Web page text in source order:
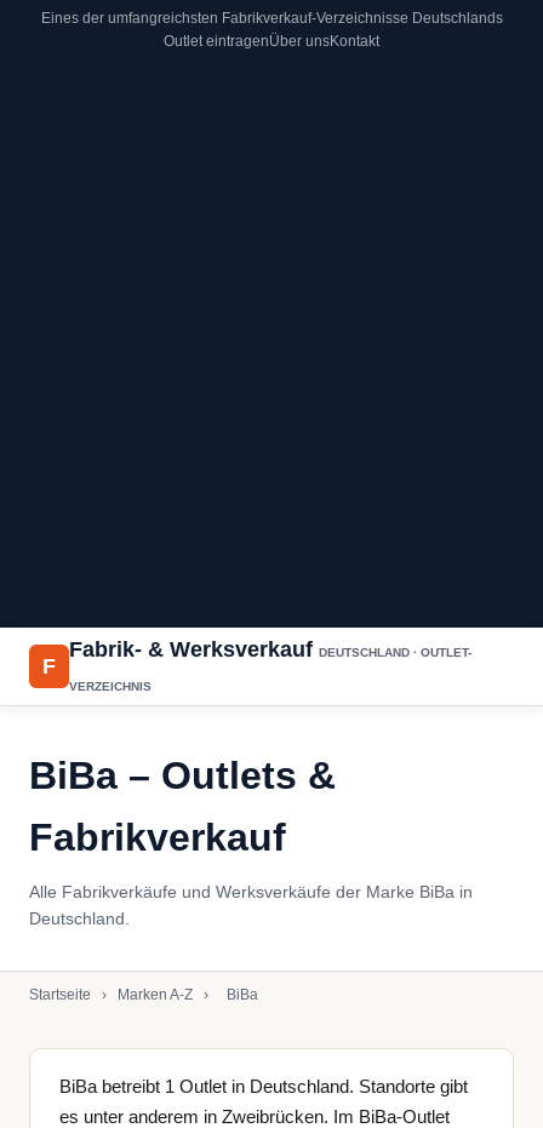
Eines der umfangreichsten Fabrikverkauf-Verzeichnisse Deutschlands
Outlet eintragenÜber unsKontakt
F
Fabrik- & WerksverkaufDEUTSCHLAND · OUTLET-
VERZEICHNIS
BiBa – Outlets &
Fabrikverkauf
Alle Fabrikverkäufe und Werksverkäufe der Marke BiBa in
Deutschland.
Startseite › Marken A-Z › BiBa
BiBa betreibt 1 Outlet in Deutschland. Standorte gibt
es unter anderem in Zweibrücken. Im BiBa-Outlet